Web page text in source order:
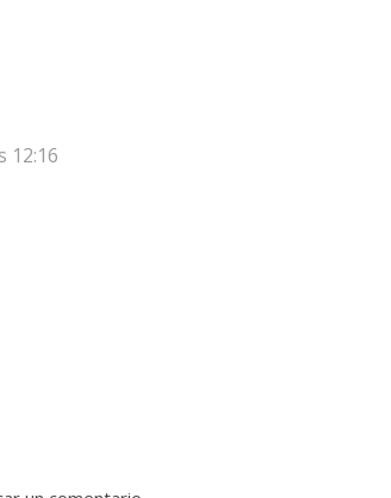
12:16